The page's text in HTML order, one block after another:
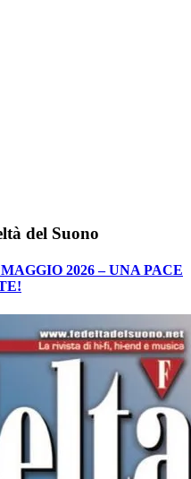
del Suono
2026 – UNA PACE